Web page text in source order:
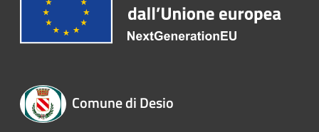
Comune di Desio